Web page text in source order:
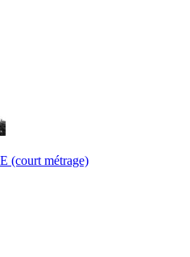
(court métrage)